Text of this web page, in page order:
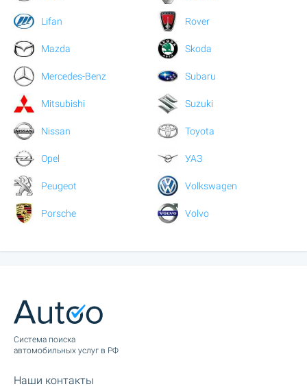
Lifan
Mazda
Mercedes-Benz
Mitsubishi
Nissan
Opel
Peugeot
Porsche
Rover
Skoda
Subaru
Suzuki
Toyota
УАЗ
Volkswagen
Volvo
Cистема поиска
автомобильных услуг в РФ
Наши контакты